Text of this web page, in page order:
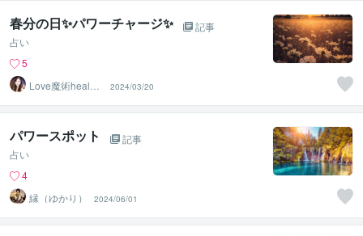
春分の日✨パワーチャージ✨
記事
占い
5
Love魔術healer
❤︎ソフィア
2024/03/20
パワースポット
記事
占い
4
縁（ゆかり）
2024/06/01